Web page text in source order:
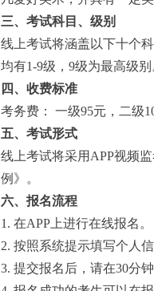
三、考试科目、级别
线上考试将涵盖以下十个
均有1-9级，9级为最高级别
四、收费标准
考务费： 一级95元，二级
五、考试形式
线上考试将采用APP视频
例》。
六、报名流程
1. 在APP上进行在线报名。
2. 按照系统提示填写个人
3. 提交报名后，请在30分